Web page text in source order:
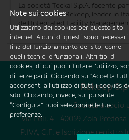
La società Teckal S.p.A. facente
Internazionale Rekeep, leader in
dell'Integrated Facility
esperienza, 28.000 dipendenti e
fatturato, ha l'opportunità di
organico una figura di addetto/a alla
manutenzione termoidraulica, che
stretto contatto con il Building
squadra operativa di L'Aquila e
richiesti: - Preferibile se in
di perito termotecnico/
attestato di qualifica; - Esperienza
termici: manutenzione impianti
termiche alimentate a gas
centraline di regolazione,
servizio della climatizzazione inv/
...
Rekeep
Società a socio
via Poli, 4 - 40069 Zola Predosa
P.IVA, C.F. e Iscrizione registro
Note sui cookies
Utilizziamo dei cookies per questo sito
internet. Alcuni di questi sono necessari
fine del funzionamento del sito, come
quelli tecnici e funzionali. Altri tipi di
cookies, di cui puoi rifiutare l’utilizzo,
di terze parti. Cliccando su “Accetta
acconsenti all’utilizzo di tutti i cookies
sito. Cliccando, invece, sul pulsante
“Configura” puoi selezionare le tue
preferenze.